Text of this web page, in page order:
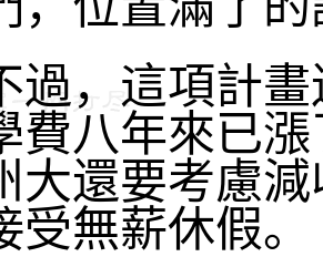
這項計畫
費八年來已
大還要考慮
受無薪休假。